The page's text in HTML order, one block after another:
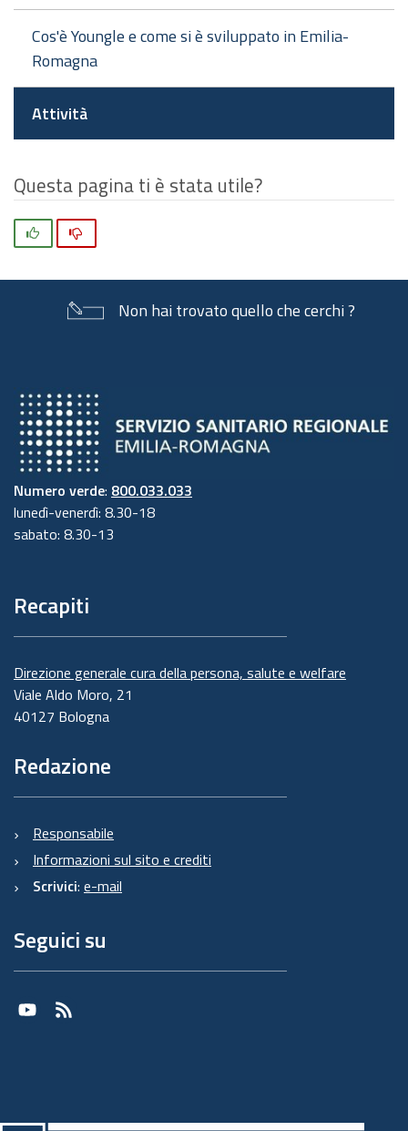
Cos'è Youngle e come si è sviluppato in Emilia-
Romagna
Attività
Questa pagina ti è stata utile?
Non hai trovato quello che cerchi ?
Numero verde: 800.033.033
lunedì-venerdì: 8.30-18
sabato: 8.30-13
Recapiti
Direzione generale cura della persona, salute e welfare
Viale Aldo Moro, 21
40127 Bologna
Redazione
Responsabile
Informazioni sul sito e crediti
Scrivici: e-mail
Seguici su
Youtube
RSS